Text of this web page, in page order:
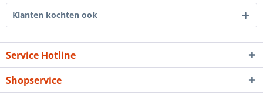
Klanten kochten ook
Service Hotline
Shopservice